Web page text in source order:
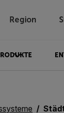
Region